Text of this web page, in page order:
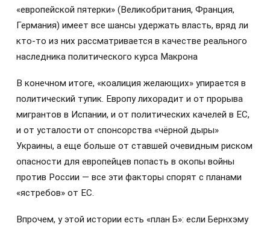
«европейской пятерки» (Великобритания, Франция,
Германия) имеет все шансы удержать власть, вряд ли
кто-то из них рассматривается в качестве реального
наследника политического курса Макрона
В конечном итоге, «коалиция желающих» упирается в
политический тупик. Европу лихорадит и от прорыва
мигрантов в Испании, и от политических качелей в ЕС,
и от усталости от спонсорства «чёрной дыры»
Украины, а еще больше от ставшей очевидным риском
опасности для европейцев попасть в окопы войны
против России — все эти факторы спорят с планами
«ястребов» от ЕС.
Впрочем, у этой истории есть «план Б»: если Бернхэму